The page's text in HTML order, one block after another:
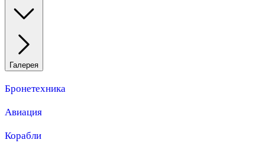
Галерея
Бронетехника
Авиация
Корабли